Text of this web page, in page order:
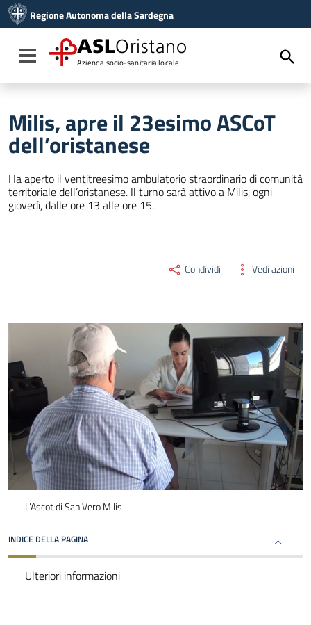
Vai al menu di navigazione
Vai al footer
Regione Autonoma della Sardegna
Toggle navigation
ASLOristano
Azienda socio-sanitaria locale
Milis, apre il 23esimo ASCoT
dell’oristanese
Ha aperto il ventitreesimo ambulatorio straordinario di comunità
territoriale dell’oristanese. Il turno sarà attivo a Milis, ogni
giovedì, dalle ore 13 alle ore 15.
Condividi Vedi azioni
L’Ascot di San Vero Milis
INDICE DELLA PAGINA
Ulteriori informazioni